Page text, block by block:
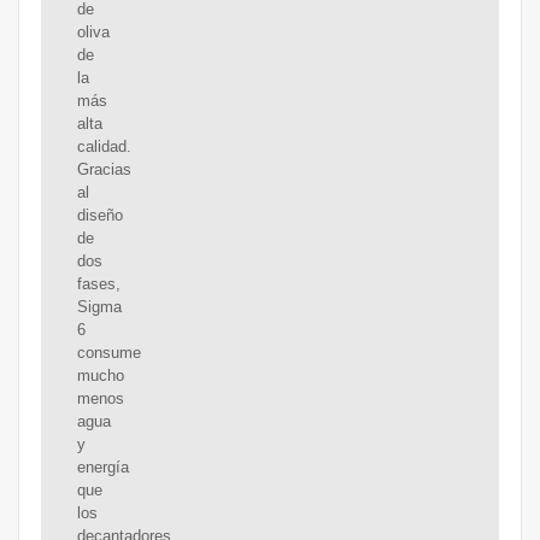
de
oliva
de
la
más
alta
calidad.
Gracias
al
diseño
de
dos
fases,
Sigma
6
consume
mucho
menos
agua
y
energía
que
los
decantadores